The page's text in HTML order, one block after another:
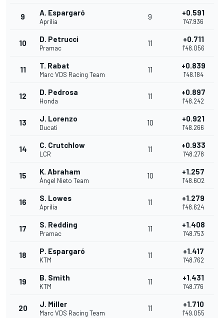
9 A. Espargaró
Aprilia
9 +0.591
1'47.936
10 D. Petrucci
Pramac
11 +0.711
1'48.056
11 T. Rabat
Marc VDS Racing Team
11 +0.839
1'48.184
12 D. Pedrosa
Honda
11 +0.897
1'48.242
13 J. Lorenzo
Ducati
10 +0.921
1'48.266
14 C. Crutchlow
LCR
11 +0.933
1'48.278
15 K. Abraham
Ángel Nieto Team
10 +1.257
1'48.602
16 S. Lowes
Aprilia
11 +1.279
1'48.624
17 S. Redding
Pramac
11 +1.408
1'48.753
18 P. Espargaró
KTM
11 +1.417
1'48.762
19 B. Smith
KTM
11 +1.431
1'48.776
20 J. Miller
Marc VDS Racing Team
11 +1.710
1'49.055